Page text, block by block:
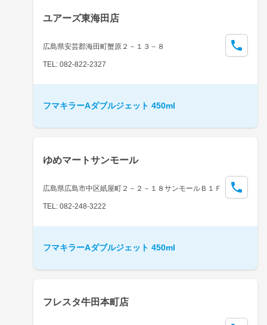
ユアーズ東海田店
広島県安芸郡海田町蟹原２－１３－８
TEL: 082-822-2327
フマキラーAダブルジェット 450ml
ゆめマートサンモール
広島県広島市中区紙屋町２－２－１８サンモールＢ１Ｆ
TEL: 082-248-3222
フマキラーAダブルジェット 450ml
フレスタ牛田本町店